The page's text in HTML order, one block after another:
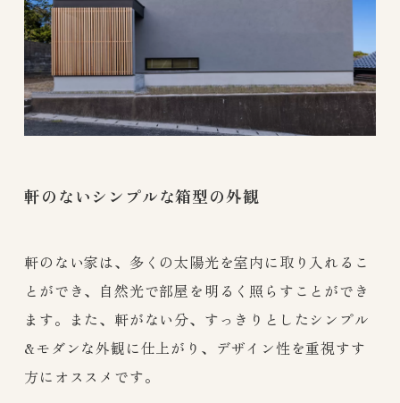
軒のないシンプルな箱型の外観
軒のない家は、多くの太陽光を室内に取り入れるこ
とができ、自然光で部屋を明るく照らすことができ
ます。また、軒がない分、すっきりとしたシンプル
&モダンな外観に仕上がり、デザイン性を重視すす
方にオススメです。